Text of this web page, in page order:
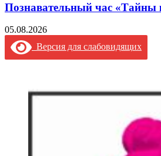
Познавательный час «Тайны
05.08.2026
Версия для слабовидящих